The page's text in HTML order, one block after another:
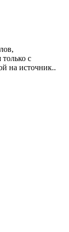
с
на источник..